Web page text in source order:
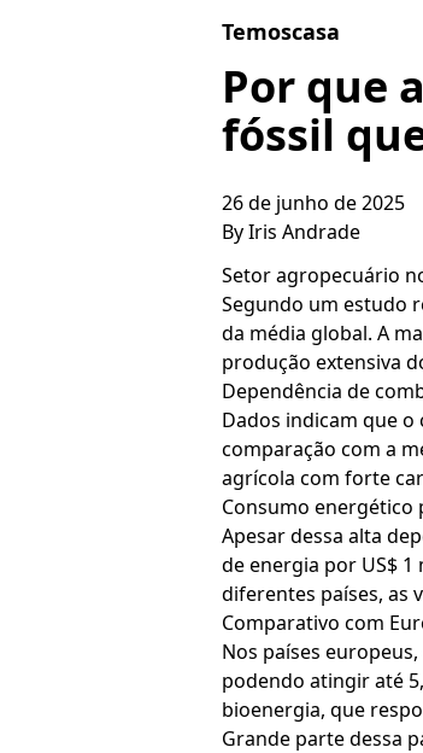
Temoscasa
Por que
fóssil
26 de junho de 2025
ByIris Andrade
Setor agropecuário
Segundo um estudo
da média global. A
produção extensiva
Dependência de
Dados indicam que
comparação com a
agrícola com forte
Consumo energético
Apesar dessa alta
de energia por US$ 1
diferentes países, as
Comparativo com
Nos países
podendo atingir até
bioenergia, que
Grande parte dessa